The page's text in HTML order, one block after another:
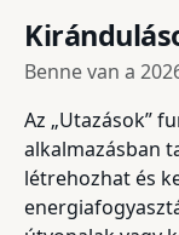
Benne van a
Az „Utazások”
alkalmazásban
létrehozhat és